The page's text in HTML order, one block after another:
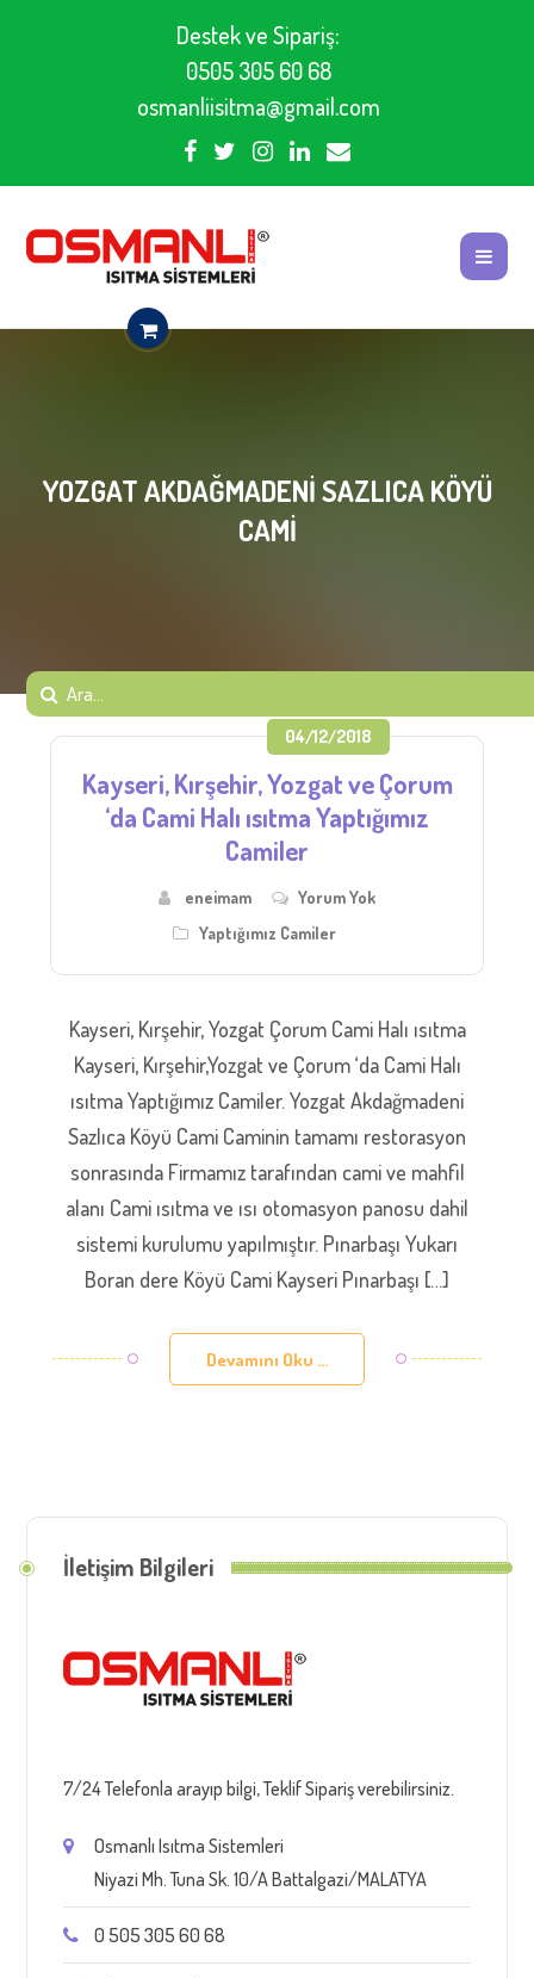
Destek ve Sipariş:
0505 305 60 68
osmanliisitma@gmail.com
YOZGAT AKDAĞMADENI SAZLICA KÖYÜ
CAMI
04/12/2018
Kayseri, Kırşehir, Yozgat ve Çorum
‘da Cami Halı ısıtma Yaptığımız
Camiler
eneimam
Yorum Yok
Yaptığımız Camiler
Kayseri, Kırşehir, Yozgat Çorum Cami Halı ısıtma
Kayseri, Kırşehir,Yozgat ve Çorum ‘da Cami Halı
ısıtma Yaptığımız Camiler. Yozgat Akdağmadeni
Sazlıca Köyü Cami Caminin tamamı restorasyon
sonrasında Firmamız tarafından cami ve mahfil
alanı Cami ısıtma ve ısı otomasyon panosu dahil
sistemi kurulumu yapılmıştır. Pınarbaşı Yukarı
Boran dere Köyü Cami Kayseri Pınarbaşı […]
Devamını Oku ...
İletişim Bilgileri
7/24 Telefonla arayıp bilgi, Teklif Sipariş verebilirsiniz.
Osmanlı Isıtma Sistemleri
Niyazi Mh. Tuna Sk. 10/A Battalgazi/MALATYA
0 505 305 60 68